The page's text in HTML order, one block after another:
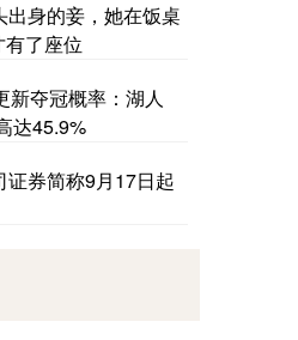
身的妾，她在饭桌
了座位
新夺冠概率：湖人
达45.9%
证券简称9月17日起